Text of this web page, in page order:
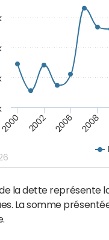
2000 2002 2006 2008
la dette représente
La somme